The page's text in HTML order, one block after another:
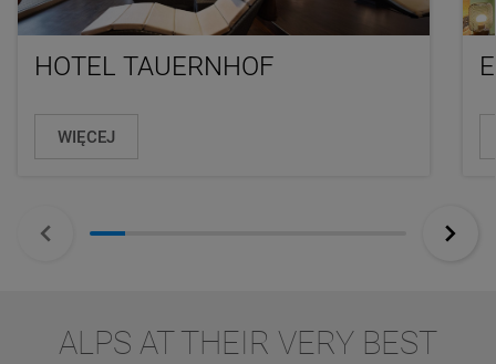
HOTEL TAUERNHOF
WIĘCEJ
ALPS AT THEIR VERY BEST